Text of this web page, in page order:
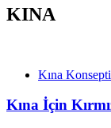
KINA
Kına Konsepti
Kına İçin